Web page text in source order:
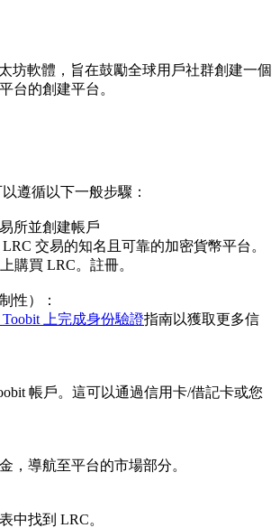
坊軟體，旨在鼓勵全球用戶社群創建一個
台的創建平台。
遵循以下一般步驟：
所並創建帳戶
交易的知名且可靠的加密貨幣平台。
購買 LRC。註冊。
性）：
上完成身份驗證指南以獲取更多信
帳戶。這可以通過信用卡/借記卡或您
，導航至平台的市場部分。
中找到 LRC。